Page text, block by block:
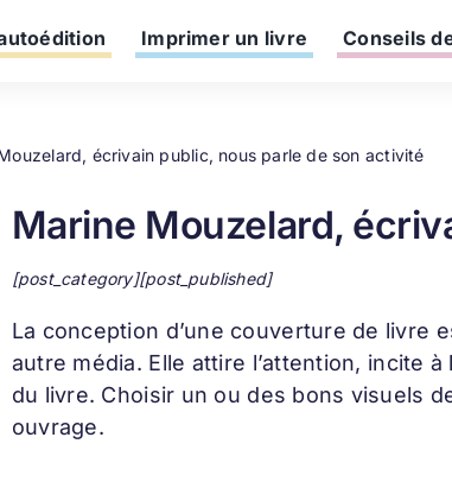
Imprimer un livre Conseils
écrivain public, nous parle de son activité
Marine Mouzelard,
[post_category][post_published]
La conception d’une couverture de livre
autre média. Elle attire l’attention, incite
du livre. Choisir un ou des bons visuels
ouvrage.